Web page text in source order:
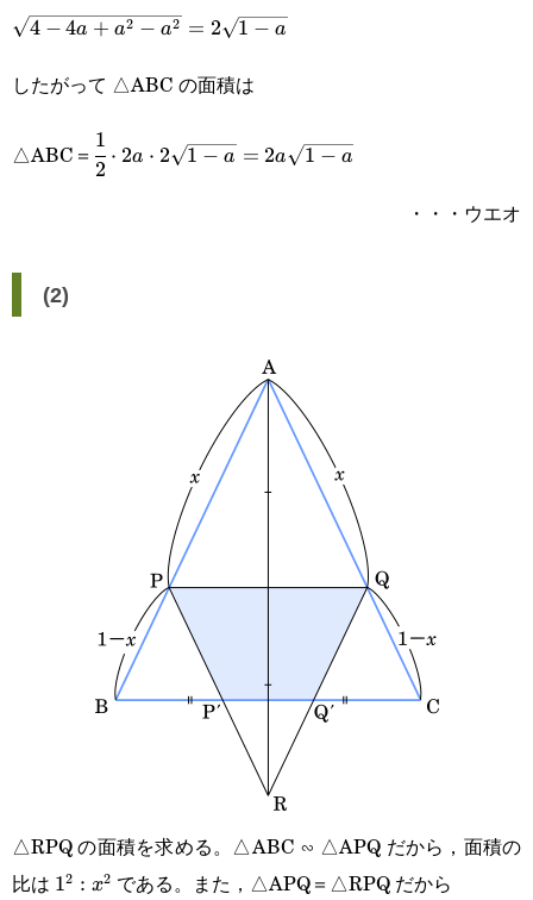
a^2}
\sqrt{4-
a^2}=2\sqrt{1-
4 − 4a + a2 − a2 = 2 1 − a
したがって △ABC の面積は
△ABC＝ \cfrac{1}
{2}\cdot2a\cdot2\sqrt{1-
2
1
⋅ 2a ⋅ 2 1 − a = 2a 1 − a
・・・ウエオ
(2)
△RPQ の面積を求める。△ABC ∽ △APQ だから，面積の
比は 1^2:x^2
12 : x2 である。また，△APQ＝△RPQ だから